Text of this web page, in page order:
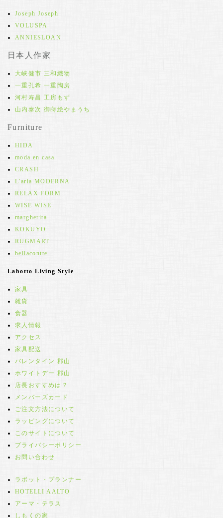
Joseph Joseph
VOLUSPA
ANNIESLOAN
日本人作家
大峡健市 三和織物
一重孔希 一重陶房
河村寿昌 工房もず
山内泰次 御蒔絵やまうち
Furniture
HIDA
moda en casa
CRASH
L'aria MODERNA
RELAX FORM
WISE WISE
margherita
KOKUYO
RUGMART
bellacontte
Labotto Living Style
家具
雑貨
食器
求人情報
アクセス
家具配送
バレンタイン 郡山
ホワイトデー 郡山
店長おすすめは？
メンバーズカード
ご注文方法について
ラッピングについて
このサイトについて
プライバシーポリシー
お問い合わせ
ラボット・プランナー
HOTELLI AALTO
アーマ・テラス
しもくの家